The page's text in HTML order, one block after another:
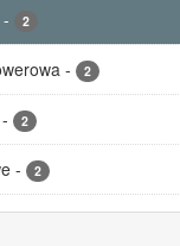
- 2
- 2
- 2
- 2